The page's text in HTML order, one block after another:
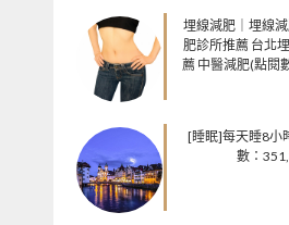
埋線減肥｜埋線
肥診所推薦 台北
薦 中醫減肥(點閱
[睡眠]每天睡8小
數：